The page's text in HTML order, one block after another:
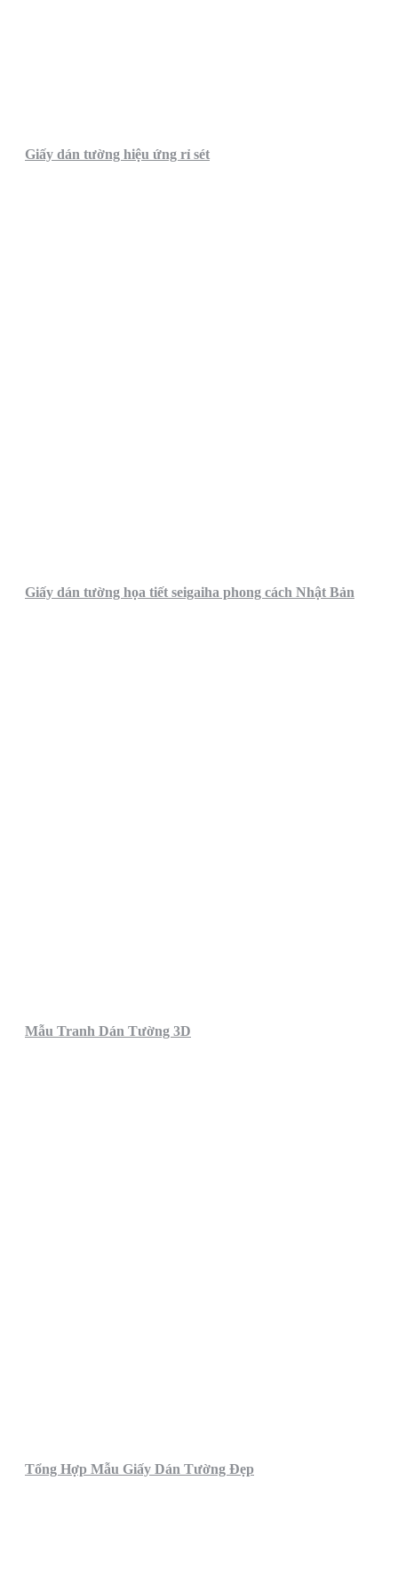
Giấy dán tường hiệu ứng rỉ sét
Giấy dán tường họa tiết seigaiha phong cách Nhật Bản
Mẫu Tranh Dán Tường 3D
Tổng Hợp Mẫu Giấy Dán Tường Đẹp